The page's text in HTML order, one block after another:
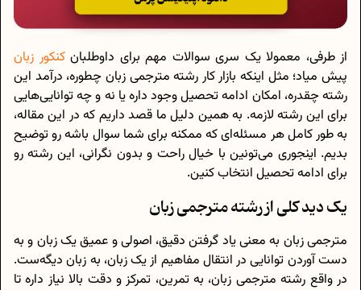
از طرفی، معمولا یک سری سوالات مهم برای داوطلبانکنکور زبان
پیش میاد؛ مثل اینکه بازار کار رشته مترجمی زبان چطوره، درآمد این
رشته چقدره، امکان ادامه تحصیل وجود داره یا نه و چه توانایی‌هایی
برای این رشته لازمه. به همین دلیل ما قصد داریم که در این مقاله،
به طور کامل هر مسئله‌ای که ممکنه برای شما سوال باشه رو توضیح
بدیم. اینجوری می‌تونین با خیال راحت و بدون نگرانی، این رشته رو
برای ادامه تحصیل انتخاب کنین.
یک دید کلی از رشته مترجمی زبان
مترجمی زبان به معنی یاد گرفتن دقیق، اصولی و عمیق یک زبان و به
دست آوردن توانایی در انتقال مفاهیم از یک زبان، به زبان دیگه‌ست.
در واقع رشته مترجمی زبان، به تمرین، تمرکز و دقت بالا نیاز داره تا